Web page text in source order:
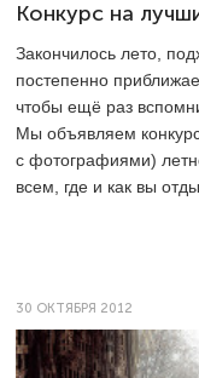
Конкурс на
Закончилось лето,
постепенно
чтобы ещё раз
Мы объявляем
с фотографиями)
всем, где и как вы
30 ОКТЯБРЯ 2012